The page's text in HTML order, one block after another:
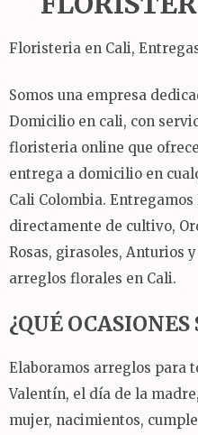
Floristeria en Cali,
Somos una empresa
Domicilio en cali, con
floristeria online que
entrega a domicilio en
Cali Colombia. Entregamos
directamente de cultivo,
Rosas, girasoles, Anturios
arreglos florales en Cali.
¿QUÉ OCASIONES
Elaboramos arreglos para
Valentín, el día de la
mujer, nacimientos,